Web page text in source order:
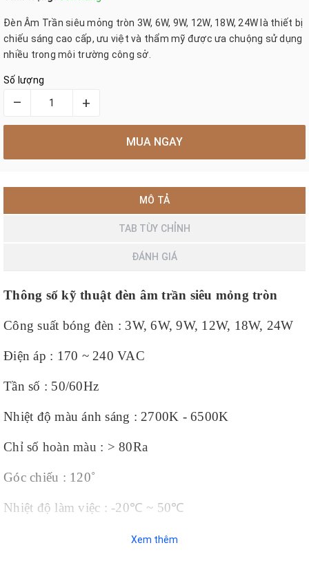
Đèn Âm Trần siêu mỏng tròn 3W, 6W, 9W, 12W, 18W, 24W là thiết bị
chiếu sáng cao cấp, ưu việt và thẩm mỹ được ưa chuộng sử dụng
nhiều trong môi trường công sở.
Số lượng
– +
MUA NGAY
MÔ TẢ
TAB TÙY CHỈNH
ĐÁNH GIÁ
Thông số kỹ thuật đèn âm trần siêu mỏng tròn
Công suất bóng đèn : 3W, 6W, 9W, 12W, 18W, 24W
Điện áp : 170 ~ 240 VAC
Tần số : 50/60Hz
Nhiệt độ màu ánh sáng : 2700K - 6500K
Chỉ số hoàn màu : > 80Ra
Góc chiếu : 120˚
Nhiệt độ làm việc : -20℃ ~ 50℃
Thế hệ các thiết bị chiếu sáng mới đang dần dần thay
Xem thêm